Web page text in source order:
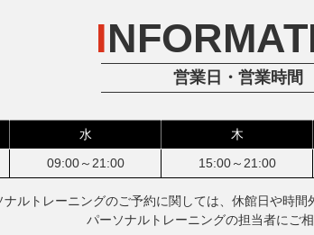
I
営業日・営業時間
水 木
09:00～21:00 15:00～21:00
ルトレーニングのご予約に関しては、休館日や時間
パーソナルトレーニングの担当者にご相